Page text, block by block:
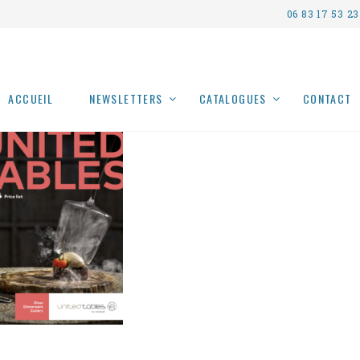
06 83 17 53
ACCUEIL NEWSLETTERS CATALOGUES CONTACT